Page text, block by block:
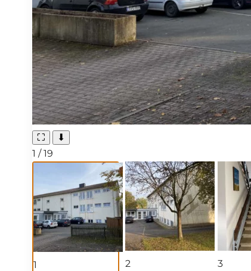
⛶ ⬇
1 / 19
1 2 3